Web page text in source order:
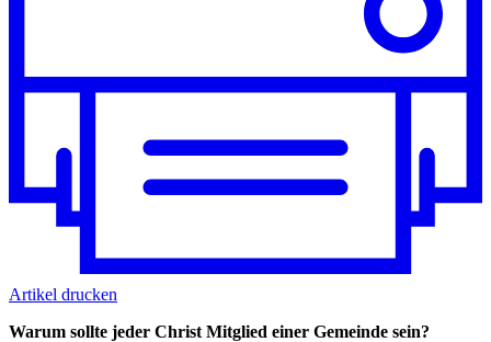
Artikel drucken
Warum sollte jeder Christ Mitglied einer Gemeinde sein?